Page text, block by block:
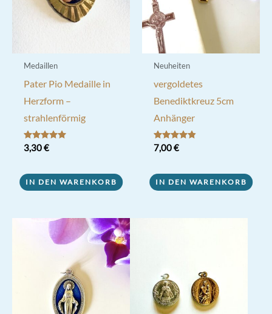
Medaillen
Pater Pio Medaille in
Herzform –
strahlenförmig
Bewertet mit
5.00
3,30€
IN DEN WARENKORB
Neuheiten
vergoldetes
Benediktkreuz 5cm
Anhänger
Bewertet
mit
7,00€
IN DEN WARENKORB